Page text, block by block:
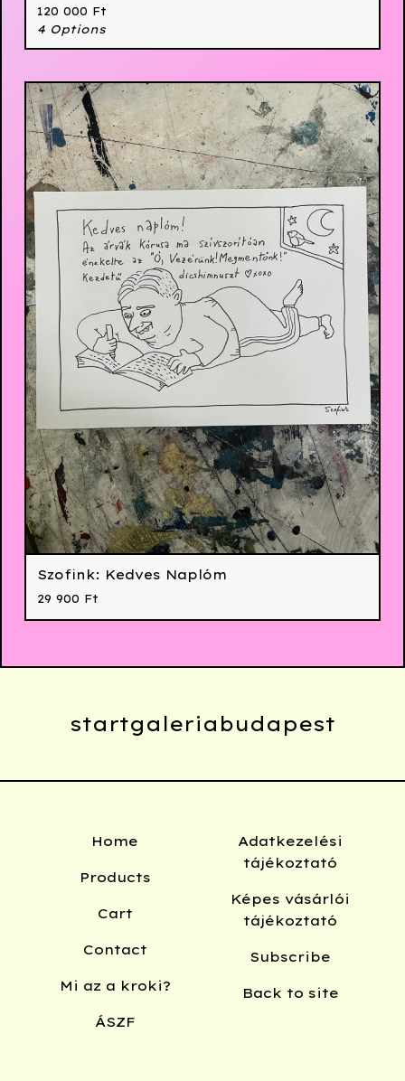
120 000 Ft
4 Options
Szofink: Kedves Naplóm
29 900 Ft
startgaleriabudapest
Home
Products
Cart
Contact
Mi az a kroki?
ÁSZF
Adatkezelési
tájékoztató
Képes vásárlói
tájékoztató
Subscribe
Back to site